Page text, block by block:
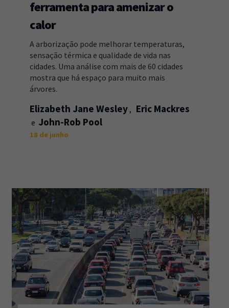
ferramenta para amenizar o
calor
A arborização pode melhorar temperaturas,
sensação térmica e qualidade de vida nas
cidades. Uma análise com mais de 60 cidades
mostra que há espaço para muito mais
árvores.
Elizabeth Jane Wesley
Eric Mackres
John-Rob Pool
18 de junho